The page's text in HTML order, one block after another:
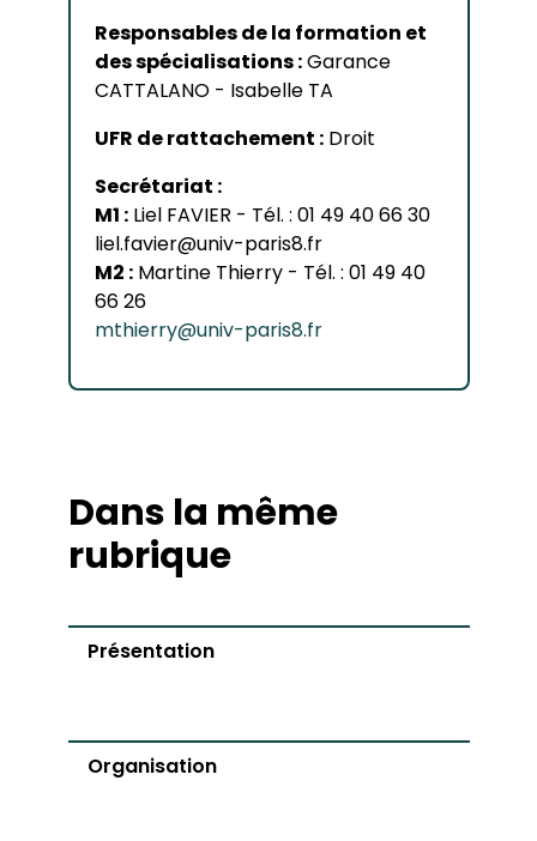
Responsables de la formation et
des spécialisations :Garance
CATTALANO - Isabelle TA
UFR de rattachement :Droit
Secrétariat :
M1 :Liel FAVIER - Tél. : 01 49 40 66 30
liel.favier@univ-paris8.fr
M2 :Martine Thierry - Tél. : 01 49 40
66 26
mthierry@univ-paris8.fr
Dans la même
rubrique
Présentation
Organisation